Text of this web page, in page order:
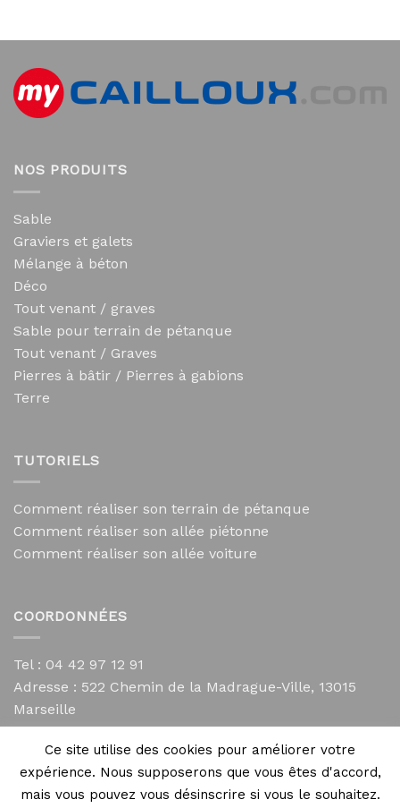
NOS PRODUITS
Sable
Graviers et galets
Mélange à béton
Déco
Tout venant / graves
Sable pour terrain de pétanque
Tout venant / Graves
Pierres à bâtir / Pierres à gabions
Terre
TUTORIELS
Comment réaliser son terrain de pétanque
Comment réaliser son allée piétonne
Comment réaliser son allée voiture
COORDONNÉES
Tel : 04 42 97 12 91
Adresse : 522 Chemin de la Madrague-Ville, 13015
Marseille
contact@mycailloux.com
Mentions légales
Ce site utilise des cookies pour améliorer votre
expérience. Nous supposerons que vous êtes d'accord,
mais vous pouvez vous désinscrire si vous le souhaitez.